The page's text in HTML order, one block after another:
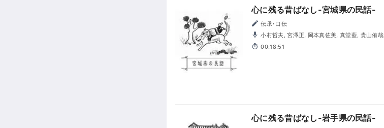
心に残る昔ばなし-宮城県の民話-
伝承･口伝
小村哲夫, 宮澤正, 岡本真佐美, 真堂藍, 貴山侑哉
00:18:51
心に残る昔ばなし-岩手県の民話-